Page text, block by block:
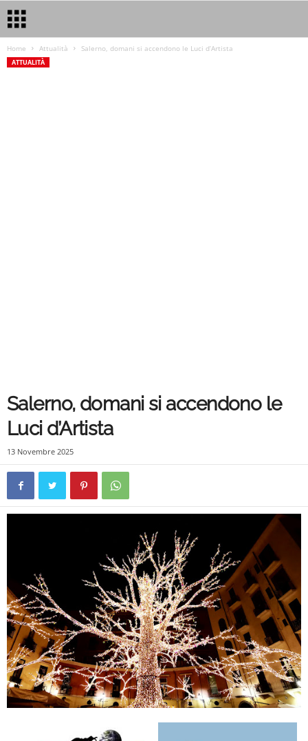
Home Attualità Salerno, domani si accendono le Luci d’Artista
ATTUALITÀ
Salerno, domani si accendono le
Luci d’Artista
13 Novembre 2025